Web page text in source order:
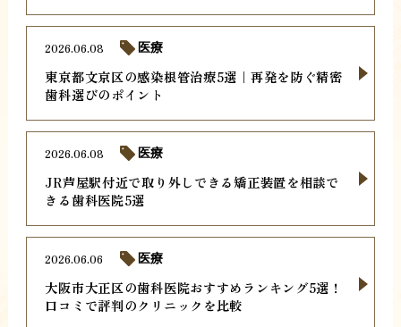
東京都文京区の感染根管治療5選｜再発を防ぐ精密
歯科選びのポイント
2026.06.08 医療
JR芦屋駅付近で取り外しできる矯正装置を相談で
きる歯科医院5選
2026.06.08 医療
大阪市大正区の歯科医院おすすめランキング5選！
口コミで評判のクリニックを比較
2026.06.06 医療